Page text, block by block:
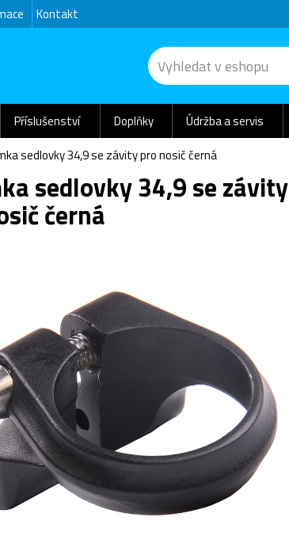
Kontakt
Příslušenství Doplňky Údržba a servis
sedlovky 34,9 se závity pro nosič černá
sedlovky 34,9 se závity
černá